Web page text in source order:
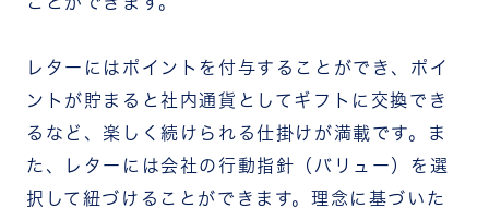
レターにはポイントを付与することができ、ポイ
ントが貯まると社内通貨としてギフトに交換でき
るなど、楽しく続けられる仕掛けが満載です。ま
た、レターには会社の行動指針（バリュー）を選
択して紐づけることができます。理念に基づいた